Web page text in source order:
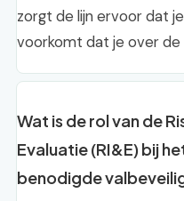
zorgt de lijn ervoor dat
voorkomt dat je over de
Wat is de rol van de
Evaluatie (RI&E) bij
benodigde